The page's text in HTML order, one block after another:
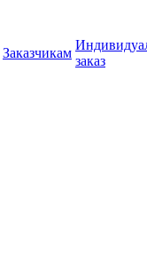
Заказчикам
заказ